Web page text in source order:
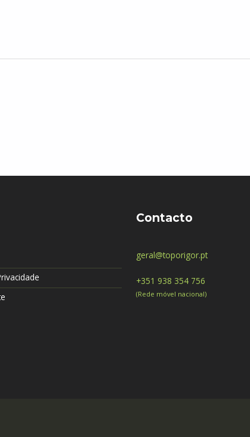
Contacto
geral@toporigor.pt
+351 938 354 756
(Rede móvel nacional)